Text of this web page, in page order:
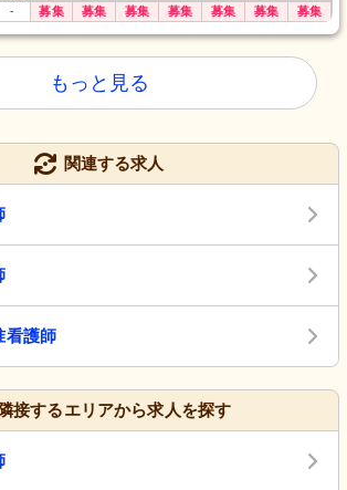
- 募集 募集 募集 募集 募集 募集 募集
もっと見る
関連する求人
看護師
隣接するエリアから求人を探す